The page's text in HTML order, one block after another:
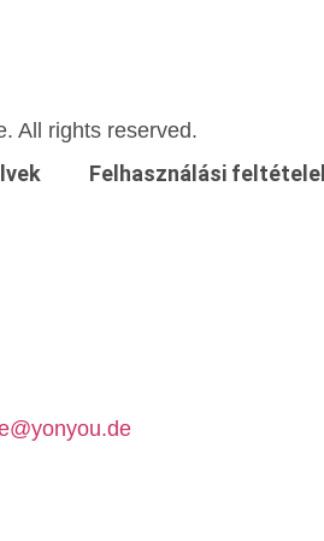
All rights reserved.
Felhasználási